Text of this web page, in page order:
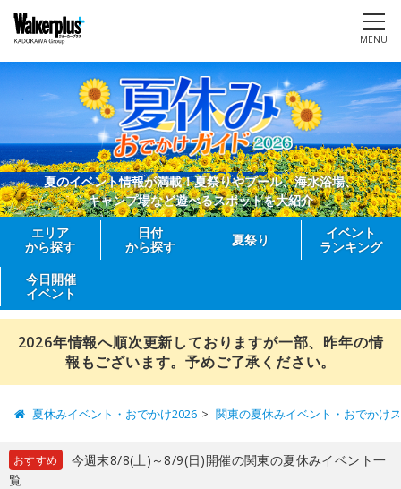
MENU
夏のイベント情報が満載！夏祭りやプール、海水浴場、
キャンプ場など遊べるスポットを大紹介
エリア
から探す
日付
から探す
夏祭り
イベント
ランキング
今日開催
イベント
2026年情報へ順次更新しておりますが一部、昨年の情
報もございます。予めご了承ください。
夏休みイベント・おでかけ2026 関東の夏休みイベント・おでかけ
おすすめ
今週末8/8(土)～8/9(日)開催の関東の夏休みイベント一
覧